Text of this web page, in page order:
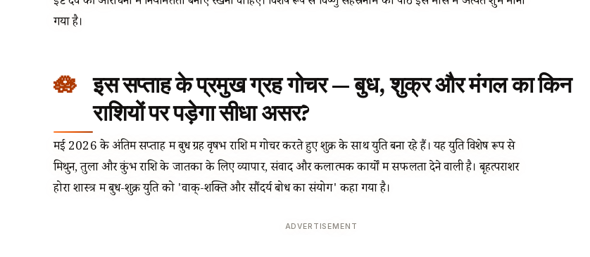
गया है।
इस सप्ताह के प्रमुख ग्रह गोचर — बुध, शुक्र और मंगल का किन
राशियों पर पड़ेगा सीधा असर?
मई 2026 के अंतिम सप्ताह में बुध ग्रह वृषभ राशि में गोचर करते हुए शुक्र के साथ युति बना रहे हैं। यह युति विशेष रूप से
मिथुन, तुला और कुंभ राशि के जातकों के लिए व्यापार, संवाद और कलात्मक कार्यों में सफलता देने वाली है। बृहत्पराशर
होरा शास्त्र में बुध-शुक्र युति को 'वाक्-शक्ति और सौंदर्य बोध का संयोग' कहा गया है।
ADVERTISEMENT